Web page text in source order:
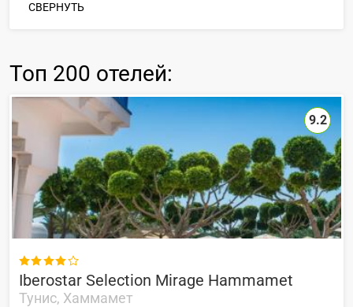
СВЕРНУТЬ
Топ 200 отелей:

Iberostar Selection Mirage Hammamet
Тунис, Хаммамет
9.2